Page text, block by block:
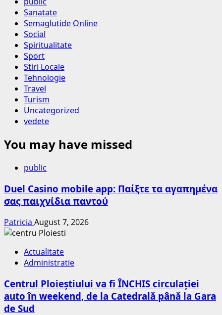
Sanatate
Semaglutide Online
Social
Spiritualitate
Sport
Stiri Locale
Tehnologie
Travel
Turism
Uncategorized
vedete
You may have missed
public
Duel Casino mobile app: Παίξτε τα αγαπημένα
σας παιχνίδια παντού
Patricia August 7, 2026
Actualitate
Administratie
Centrul Ploieștiului va fi ÎNCHIS circulației
auto în weekend, de la Catedrală până la Gara
de Sud